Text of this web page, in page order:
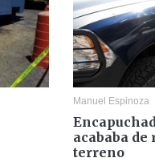
Manuel Espinoza
acababa
terreno